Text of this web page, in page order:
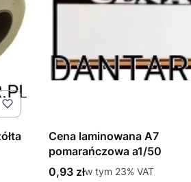
Cena laminowana A7
pomarańczowa a1/50
Cena brutto
0,93 złw tym %s VAT
w tym 23% VAT